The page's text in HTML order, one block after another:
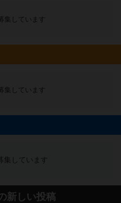
集しています
集しています
集しています
新しい投稿